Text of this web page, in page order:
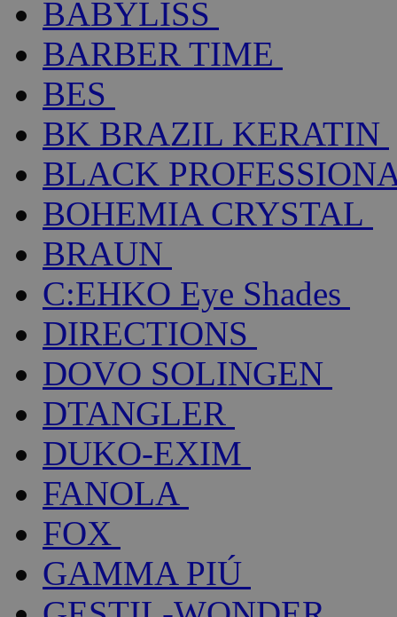
BABYLISS
BARBER TIME
BES
BK BRAZIL KERATIN
BLACK
BOHEMIA CRYSTAL
BRAUN
C:EHKO Eye Shades
DIRECTIONS
DOVO SOLINGEN
DTANGLER
DUKO-EXIM
FANOLA
FOX
GAMMA PIÚ